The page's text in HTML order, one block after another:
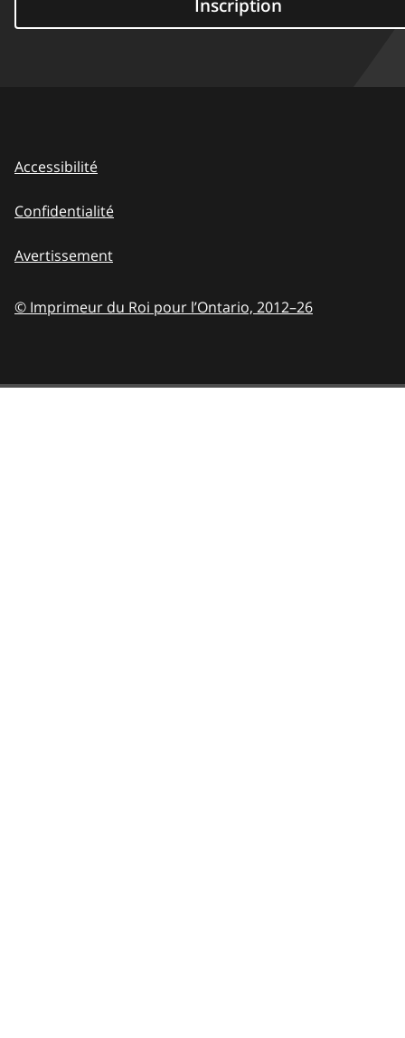
Inscription
Accessibilité
Confidentialité
Avertissement
© Imprimeur du Roi pour l’Ontario, 2012–26